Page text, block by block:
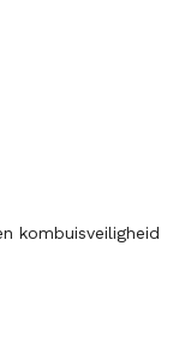
kombuisveiligheid